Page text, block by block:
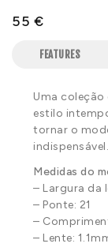
55 €
FEATURES
Uma
estilo
tornar o
indispensável.
Medidas do
– Largura da
– Ponte: 21
–
– Lente: